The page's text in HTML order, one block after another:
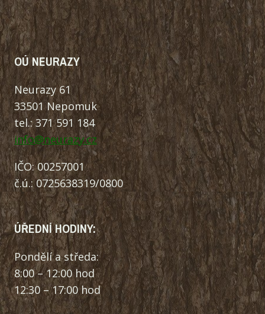
OÚ NEURAZY
Neurazy 61
33501 Nepomuk
tel.: 371 591 184
info@neurazy.cz
IČO: 00257001
č.ú.: 0725638319/0800
ÚŘEDNÍ HODINY:
Pondělí a středa:
8:00 – 12:00 hod
12:30 – 17:00 hod